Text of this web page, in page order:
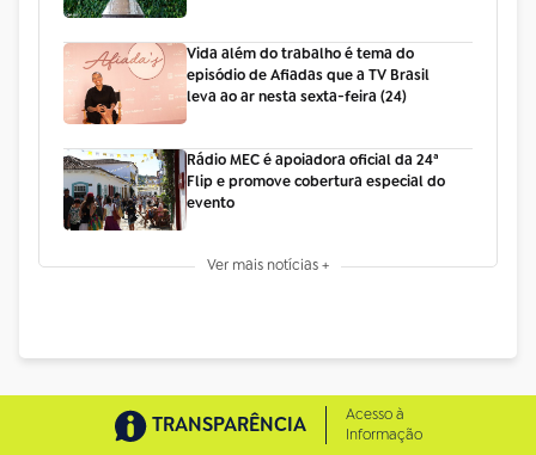
Vida além do trabalho é tema do
episódio de Afiadas que a TV Brasil
leva ao ar nesta sexta-feira (24)
Rádio MEC é apoiadora oficial da 24ª
Flip e promove cobertura especial do
evento
Ver mais notícias +
TRANSPARÊNCIA
Acesso à
Informação